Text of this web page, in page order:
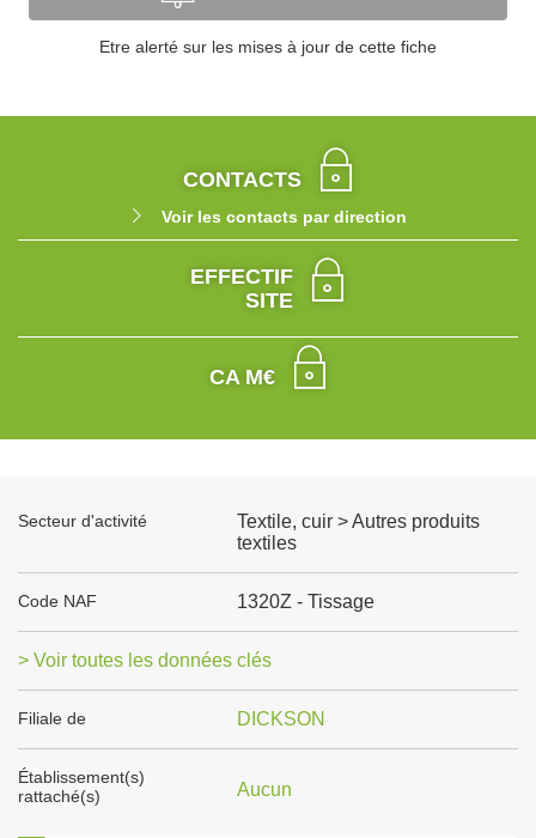
Etre alerté sur les mises à jour de cette fiche
CONTACTS
Voir les contacts par direction
EFFECTIF
SITE
CA M€
Secteur d'activité
Textile, cuir > Autres produits
textiles
Code NAF 1320Z - Tissage
> Voir toutes les données clés
Filiale de DICKSON
Établissement(s)
rattaché(s)
Aucun